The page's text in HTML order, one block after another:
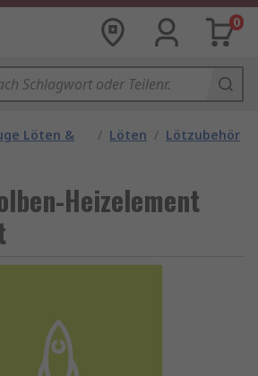
0
Löten &
/ Löten / Lötzubehör
Heizelement